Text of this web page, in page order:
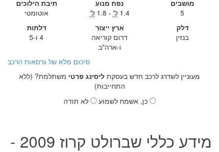
מושבים
5
נפח מנוע
1.4 ל' - 1.8 ל'
תיבת הילוכים
אוטומטי
דלק
בנזין
ארץ ייצור
דרום קוריאה
ו-ארה"ב
דלתות
4 ו-5
סיכום מלא של גרסאות הרכב
מעוניין לשדרג לרכב חדש בעסקת ליסינג פרטי משתלמת? (ללא
התחייבות)
כן, אשמח לשמוע
לא תודה
מידע כללי שברולט קרוז 2009 -